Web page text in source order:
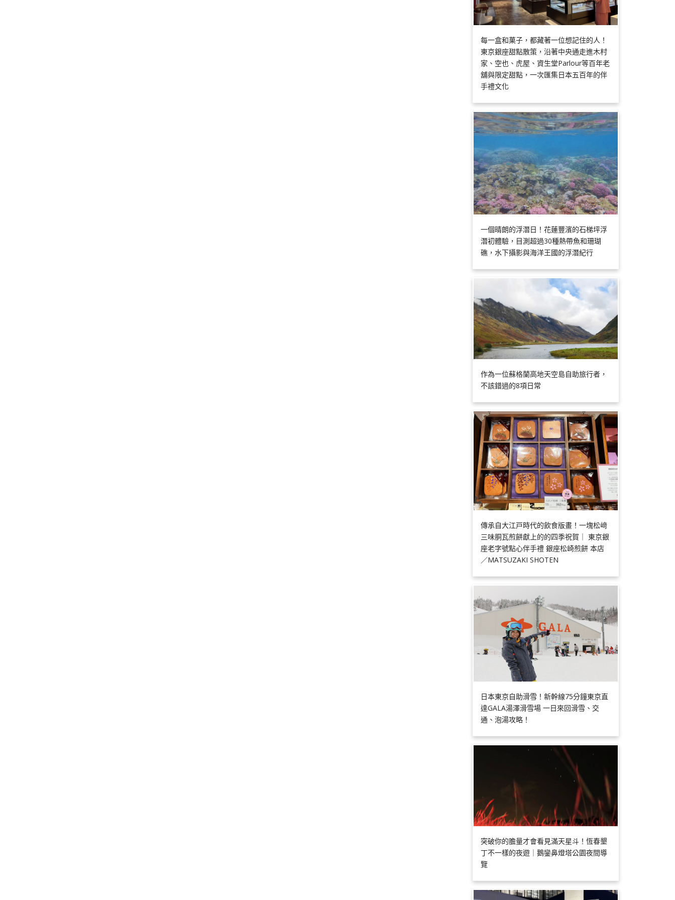
每一盒和菓子，都藏著一位想記住的人！
東京銀座甜點散策，沿著中央通走進木村
家、空也、虎屋、資生堂Parlour等百年老
舖與限定甜點，一次匯集日本五百年的伴
手禮文化
一個晴朗的浮潛日！花蓮豐濱的石梯坪浮
潛初體驗，目測超過30種熱帶魚和珊瑚
礁，水下攝影與海洋王國的浮潛紀行
作為一位蘇格蘭高地天空島自助旅行者，
不該錯過的8項日常
傳承自大江戸時代的飲食版畫！一塊松﨑
三味胴瓦煎餅獻上的的四季祝賀｜ 東京銀
座老字號點心伴手禮 銀座松崎煎餅 本店
／MATSUZAKI SHOTEN
日本東京自助滑雪！新幹線75分鐘東京直
達GALA湯澤滑雪場 一日來回滑雪、交
通、泡湯攻略！
突破你的膽量才會看見滿天星斗！恆春墾
丁不一樣的夜遊｜鵝鑾鼻燈塔公園夜間導
覽